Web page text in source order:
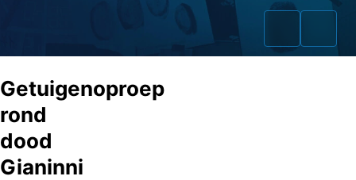
Getuigenoproep
rond
dood
Gianinni